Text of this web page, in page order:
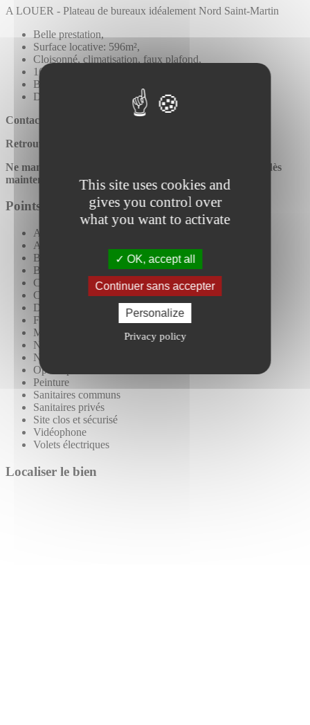
This site uses cookies and
gives you control over
what you want to activate
OK, accept all
Continuer sans accepter
Personalize
Privacy policy
A LOUER - Plateau de bureaux idéalement Nord Saint-Martin
Belle prestation,
Surface locative: 596m²,
Cloisonné, climatisation, faux plafond,
16 Places de stationnements,
Bail commercial,
Disponibilité: immédiate,
Contactez Imwest
au 02 57 70 07 77 - contact@imwest.fr
Retrouvez toutes nos offres sur www.imwest.fr
Ne manquez pas cette opportunité, planifiez votre visite dès
maintenant !
Points importants
Accès PMR
Ascenseur
Baie de Brassage
Bureaux partiellement cloisonnés
Câblage RJ45
Climatisation réversible
Digicode
Faux plafond
Moquette
Nbre Parkings extérieurs :8
Nbre Parkings sous-sol :8
Open Space
Peinture
Sanitaires communs
Sanitaires privés
Site clos et sécurisé
Vidéophone
Volets électriques
Localiser le bien